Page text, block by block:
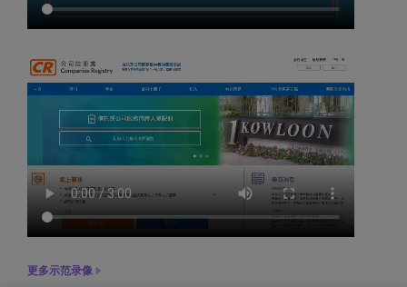
更多示范录像